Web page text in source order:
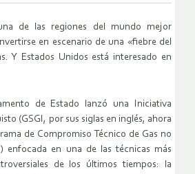
de las regiones del mundo mejor
en escenario de una «fiebre del
Y Estados Unidos está interesado en
de Estado lanzó una Iniciativa
(GSGI, por sus siglas en inglés, ahora
de Compromiso Técnico de Gas no
enfocada en una de las técnicas más
de los últimos tiempos: la